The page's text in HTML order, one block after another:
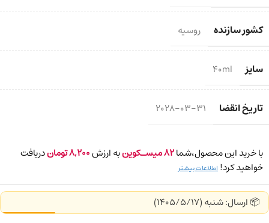
کشور سازنده روسیه
سایز 40ml
تاریخ انقضا 2028-03-31
با خرید این محصول،شما82میسـکوینبه ارزش8,200توماندریافت
خواهید کرد! اطلاعات بیشتر
📦 ارسال: شنبه (1405/5/17)